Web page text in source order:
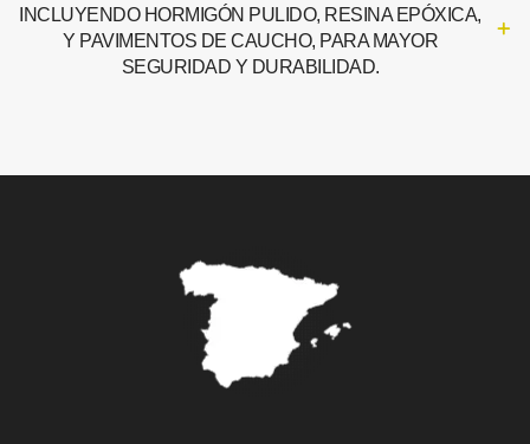
INCLUYENDO HORMIGÓN PULIDO, RESINA EPÓXICA,
Y PAVIMENTOS DE CAUCHO, PARA MAYOR
SEGURIDAD Y DURABILIDAD.